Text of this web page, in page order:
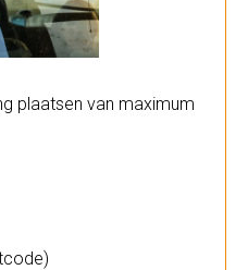
plaatsen van maximum